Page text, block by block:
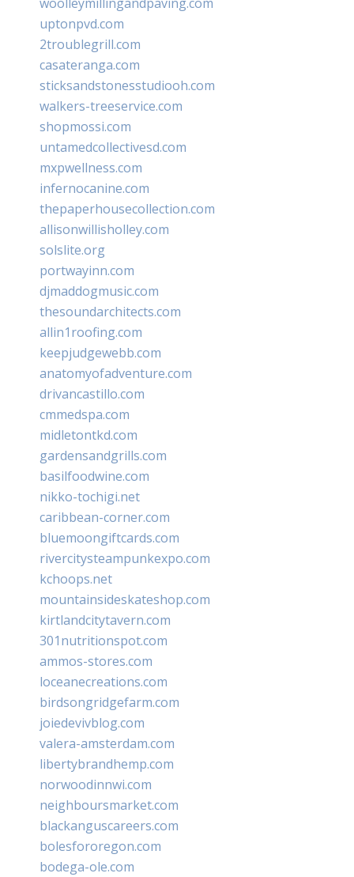
uptonpvd.com
2troublegrill.com
casateranga.com
sticksandstonesstudiooh.com
walkers-treeservice.com
shopmossi.com
untamedcollectivesd.com
mxpwellness.com
infernocanine.com
thepaperhousecollection.com
allisonwillisholley.com
solslite.org
portwayinn.com
djmaddogmusic.com
thesoundarchitects.com
allin1roofing.com
keepjudgewebb.com
anatomyofadventure.com
drivancastillo.com
cmmedspa.com
midletontkd.com
gardensandgrills.com
basilfoodwine.com
nikko-tochigi.net
caribbean-corner.com
bluemoongiftcards.com
rivercitysteampunkexpo.com
kchoops.net
mountainsideskateshop.com
kirtlandcitytavern.com
301nutritionspot.com
ammos-stores.com
loceanecreations.com
birdsongridgefarm.com
joiedevivblog.com
valera-amsterdam.com
libertybrandhemp.com
norwoodinnwi.com
neighboursmarket.com
blackanguscareers.com
bolesfororegon.com
bodega-ole.com